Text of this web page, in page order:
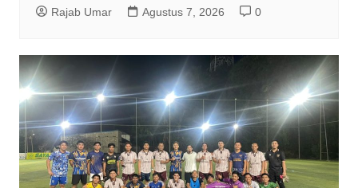
Rajab Umar Agustus 7, 2026 0